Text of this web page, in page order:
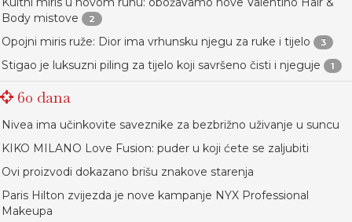
Body mistove
2
Opojni miris ruže: Dior ima vrhunsku njegu za ruke i tijelo 3
Stigao je luksuzni piling za tijelo koji savršeno čisti i njeguje 1
60 dana
Nivea ima učinkovite saveznike za bezbrižno uživanje u suncu
KIKO MILANO Love Fusion: puder u koji ćete se zaljubiti
Ovi proizvodi dokazano brišu znakove starenja
Paris Hilton zvijezda je nove kampanje NYX Professional
Makeupa